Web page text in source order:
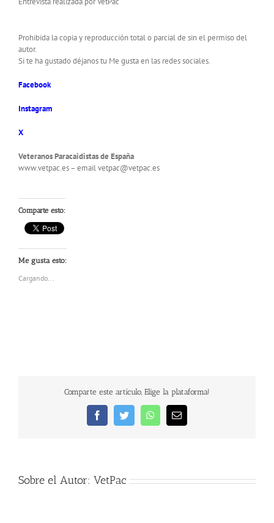
Prohibida la copia y reproducción total o parcial de sin el permiso del
autor.
Si te ha gustado déjanos tu Me gusta en las redes sociales.
Facebook
Instagram
X
Veteranos Paracaidistas de España
www.vetpac.es – email vetpac@vetpac.es
Comparte esto:
Me gusta esto:
Cargando...
Comparte este artículo, Elige la plataforma!
FacebookTwitterWhatsAppCorreo
electrónico
Sobre el Autor: VetPac